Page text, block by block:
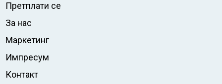
Претплати се
За нас
Маркетинг
Импресум
Контакт